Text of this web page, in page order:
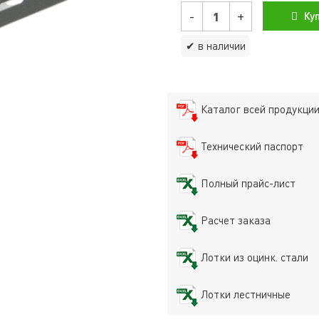
- +
✔ в наличии
Каталог всей продукции
Технический паспорт
Полный прайс-лист
Расчет заказа
Лотки из оцинк. стали
Лотки лестничные